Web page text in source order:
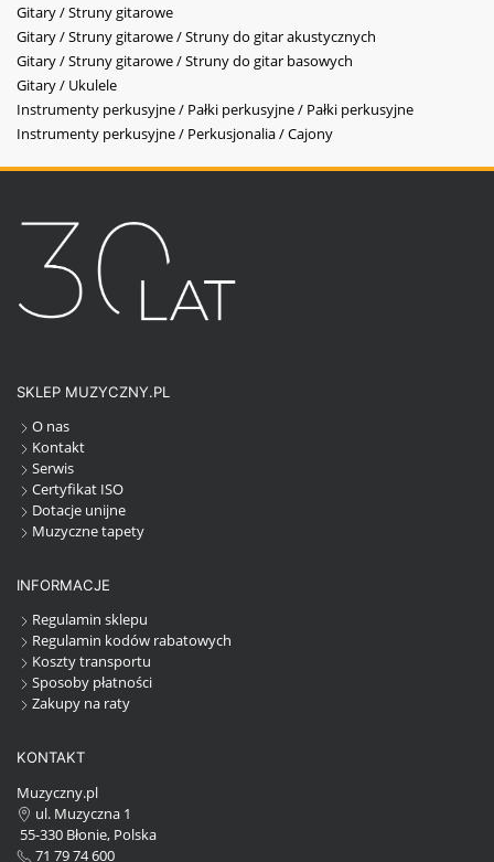
Gitary / Struny gitarowe
Gitary / Struny gitarowe / Struny do gitar akustycznych
Gitary / Struny gitarowe / Struny do gitar basowych
Gitary / Ukulele
Instrumenty perkusyjne / Pałki perkusyjne / Pałki perkusyjne
Instrumenty perkusyjne / Perkusjonalia / Cajony
SKLEP MUZYCZNY.PL
O nas
Kontakt
Serwis
Certyfikat ISO
Dotacje unijne
Muzyczne tapety
INFORMACJE
Regulamin sklepu
Regulamin kodów rabatowych
Koszty transportu
Sposoby płatności
Zakupy na raty
KONTAKT
Muzyczny.pl
ul. Muzyczna 1
55-330 Błonie, Polska
71 79 74 600